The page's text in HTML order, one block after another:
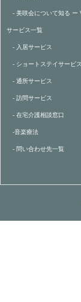
- 美咲会について知る ー
サービス一覧
- 入居サービス
- ショートステイサービス
- 通所サービス
- 訪問サービス
- 在宅介護相談窓口
-音楽療法
- 問い合わせ先一覧